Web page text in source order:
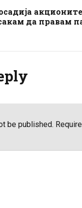
акционите
да правам
be published.